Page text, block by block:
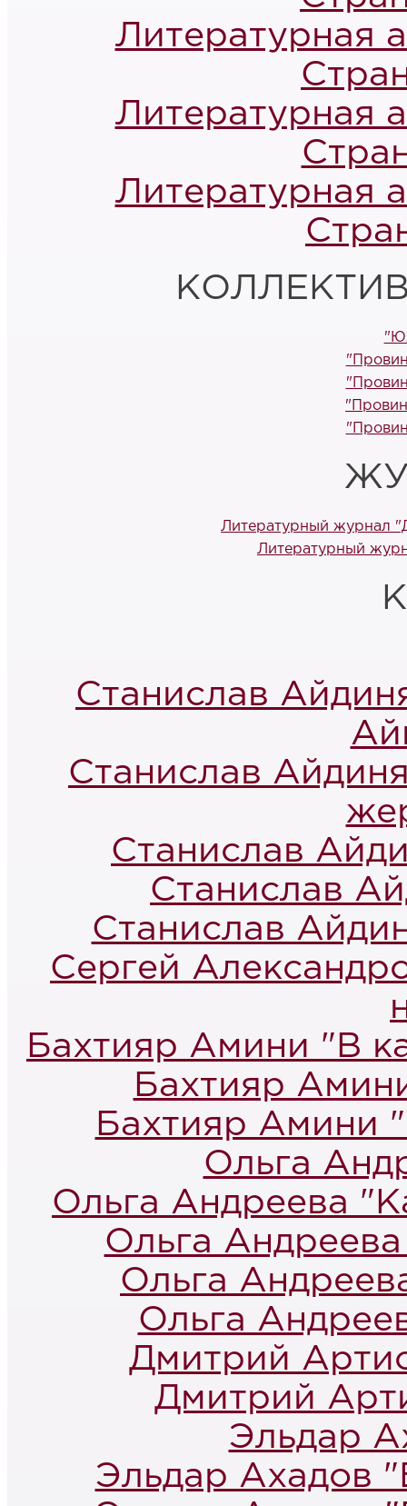
Литературная
Литературная
Литературная
Литературный журнал
Литературный
Станислав
Станислав
Станислав
Станислав
Станислав
Сергей
Бахтияр Амини "В
Бахтияр
Бахтияр Амини
Ольга
Ольга Андреева
Ольга
Ольга
Ольга
Дмитрий
Дмитрий
Эльдар
Эльдар Ахадов